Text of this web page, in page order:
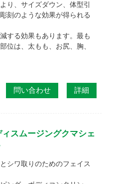
り、サイズダウン、体型引
刻のような効果が得られる
する効果もあります。最も
位は、太もも、お尻、胸、
問い合わせ 詳細
スムージングクマシェ
シワ取りのためのフェイス